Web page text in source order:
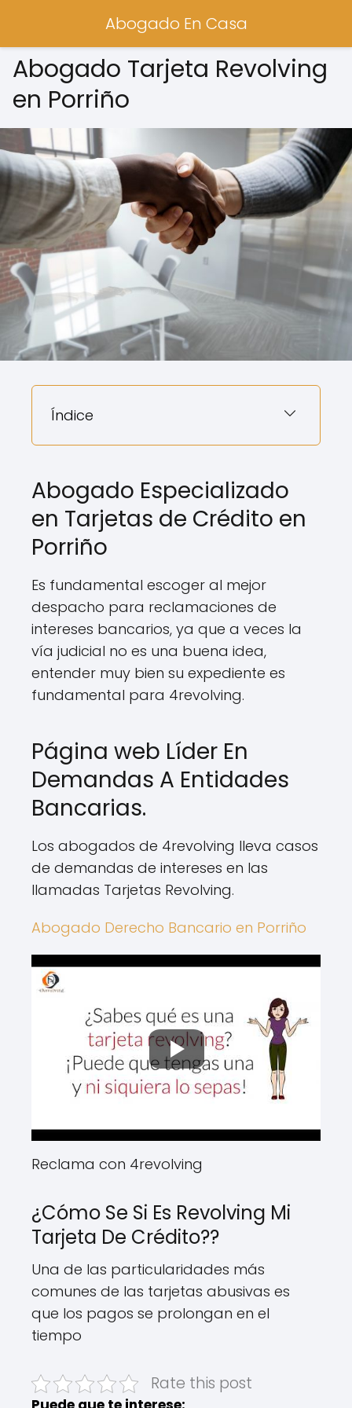
Abogado En Casa
Abogado Tarjeta Revolving
en Porriño
Índice
Abogado Especializado
en Tarjetas de Crédito en
Porriño
Es fundamental escoger al mejor
despacho para reclamaciones de
intereses bancarios, ya que a veces la
vía judicial no es una buena idea,
entender muy bien su expediente es
fundamental para 4revolving.
Página web Líder En
Demandas A Entidades
Bancarias.
Los abogados de 4revolving lleva casos
de demandas de intereses en las
llamadas Tarjetas Revolving.
Abogado Derecho Bancario en Porriño
Reclama con 4revolving
¿Cómo Se Si Es Revolving Mi
Tarjeta De Crédito??
Una de las particularidades más
comunes de las tarjetas abusivas es
que los pagos se prolongan en el
tiempo
Rate this post